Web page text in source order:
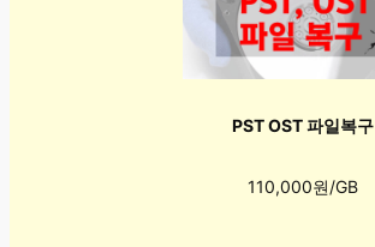
PST OST 파일복구
110,000원/GB